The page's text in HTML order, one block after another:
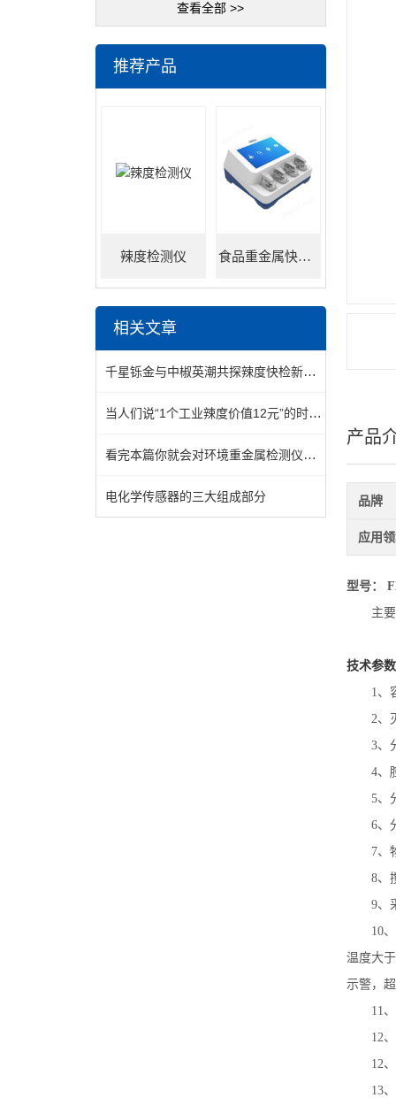
查看全部 >>
推荐产品
辣度检测仪 食品重金属快速检测仪
相关文章
千星铄金与中椒英潮共探辣度快检新技术！
当人们说“1个工业辣度价值12元”的时候，他们到底在说什么？
看完本篇你就会对环境重金属检测仪有更多了解
电化学传感器的三大组成部分
产品
品牌
应用
型号：
主
技术参
1、
2、
3、
4、
5、
6、
7、
8、
9、
10
温度大
示警，
11
12
12
13